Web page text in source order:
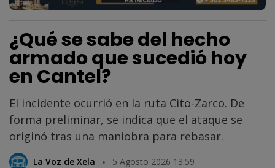
¿Qué se sabe del hecho
armado que sucedió hoy
en Cantel?
El incidente ocurrió en la ruta Cito-Zarco. De
forma preliminar, se indica que el ataque se
originó tras una maniobra para rebasar.
La Voz de Xela 5 Agosto 2026 13:59